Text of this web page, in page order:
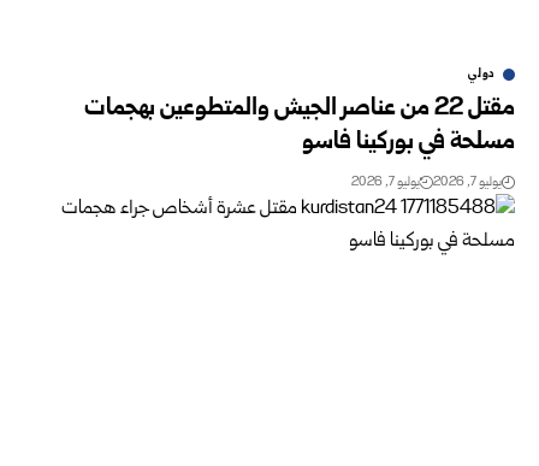
دولي
مقتل 22 من عناصر الجيش والمتطوعين بهجمات
مسلحة في بوركينا فاسو
يوليو 7, 2026 يوليو 7, 2026